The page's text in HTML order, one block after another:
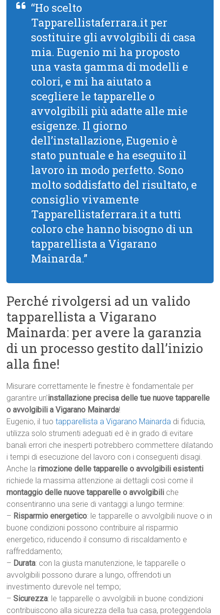
“Ho scelto
Tapparellistaferrara.it per
sostituire gli avvolgibili di casa
mia. Eugenio mi ha proposto
una vasta gamma di modelli e
colori, e mi ha aiutato a
scegliere le tapparelle o
avvolgibili più adatte alle mie
esigenze. Il giorno
dell’installazione, Eugenio è
stato puntuale e ha eseguito il
lavoro in modo perfetto. Sono
molto soddisfatto del risultato, e
consiglio vivamente
Tapparellistaferrara.it a tutti
coloro che hanno bisogno di un
tapparellista a Vigarano
Mainarda.”
Perché rivolgersi ad un valido
tapparellista a Vigarano
Mainarda: per avere la garanzia
di un processo gestito dall’inizio
alla fine!
Misurare correttamente le finestre è fondamentale per
garantire un’installazione precisa delle tue nuove tapparelle
o avvolgibili a Vigarano Mainarda!
Eugenio, il tuotapparellista a Vigarano Mainarda di fiducia,
utilizza solo strumenti adeguati ed è in grado di evitare
banali errori che inesperti potrebbero commettere dilatando
i tempi di esecuzione del lavoro con i conseguenti disagi.
Anche larimozione delle tapparelle o avvolgibili esistenti
richiede la massima attenzione ai dettagli così come il
montaggio delle nuove tapparelle o avvolgibili che
consentiranno una serie di vantaggi a lungo termine:
– Risparmio energetico: le tapparelle o avvolgibili nuove o in
buone condizioni possono contribuire al risparmio
energetico, riducendo il consumo di riscaldamento e
raffreddamento;
– Durata: con la giusta manutenzione, le tapparelle o
avvolgibili possono durare a lungo, offrendoti un
investimento durevole nel tempo;
–Sicurezza: le tapparelle o avvolgibili in buone condizioni
contribuiscono alla sicurezza della tua casa, proteggendola